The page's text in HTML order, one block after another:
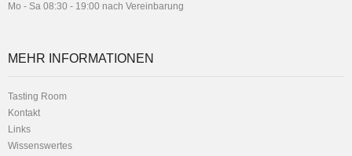
Mo - Sa 08:30 - 19:00 nach Vereinbarung
MEHR INFORMATIONEN
Tasting Room
Kontakt
Links
Wissenswertes